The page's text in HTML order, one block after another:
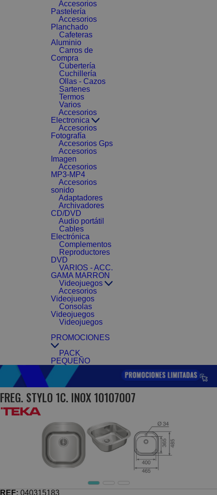
Accesorios
Pastelería
Accesorios
Planchado
Cafeteras
Aluminio
Carros de
Compra
Cubertería
Cuchillería
Ollas - Cazos
Sartenes
Termos
Varios
Accesorios
Electronica
Accesorios
Fotografía
Accesorios Gps
Accesorios
Imagen
Accesorios
MP3-MP4
Accesorios
sonido
Adaptadores
Archivadores
CD/DVD
Audio portátil
Cables
Electrónica
Complementos
Reproductores
DVD
VARIOS - ACC.
GAMA MARRON
Videojuegos
Accesorios
Videojuegos
Consolas
Videojuegos
Videojuegos
PROMOCIONES
PACK
PEQUEÑO
FREG. STYLO 1C. INOX 10107007
REF: 040315183